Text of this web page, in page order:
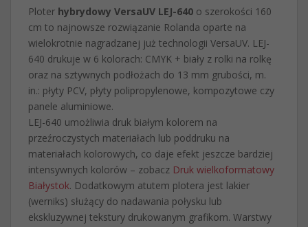
Ploter hybrydowy VersaUV LEJ-640 o szerokości 160
cm to najnowsze rozwiązanie Rolanda oparte na
wielokrotnie nagradzanej już technologii VersaUV. LEJ-
640 drukuje w 6 kolorach: CMYK + biały z rolki na rolkę
oraz na sztywnych podłożach do 13 mm grubości, m.
in.: płyty PCV, płyty polipropylenowe, kompozytowe czy
panele aluminiowe.
LEJ-640 umożliwia druk białym kolorem na
przeźroczystych materiałach lub poddruku na
materiałach kolorowych, co daje efekt jeszcze bardziej
intensywnych kolorów – zobacz Druk wielkoformatowy
Białystok. Dodatkowym atutem plotera jest lakier
(werniks) służący do nadawania połysku lub
ekskluzywnej tekstury drukowanym grafikom. Warstwy